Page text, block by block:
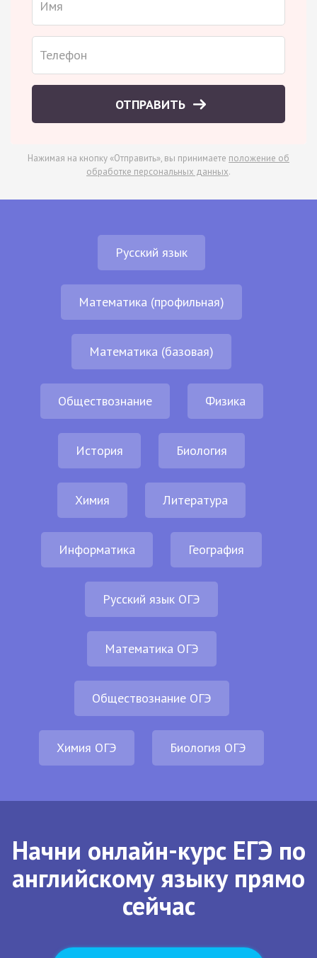
ОТПРАВИТЬ
Нажимая на кнопку «Отправить», вы принимаете положение об
обработке персональных данных.
Русский язык
Математика (профильная)
Математика (базовая)
Обществознание Физика
История Биология
Химия Литература
Информатика География
Русский язык ОГЭ
Математика ОГЭ
Обществознание ОГЭ
Химия ОГЭ Биология ОГЭ
Начни онлайн-курс ЕГЭ по
английскому языку прямо
сейчас